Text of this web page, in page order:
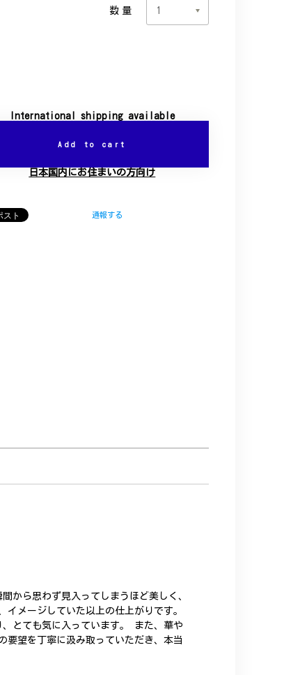
数量
International shipping available
Add to cart
日本国内にお住まいの方向け
通報する
から思わず見入ってしまうほど美しく、
メージしていた以上の仕上がりです。
とても気に入っています。 また、華や
要望を丁寧に汲み取っていただき、本当